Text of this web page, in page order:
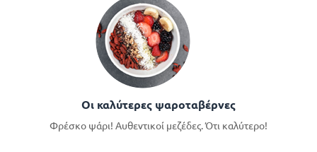
Οι καλύτερες ψαροταβέρνες
Φρέσκο ψάρι! Αυθεντικοί μεζέδες. Ότι καλύτερο!